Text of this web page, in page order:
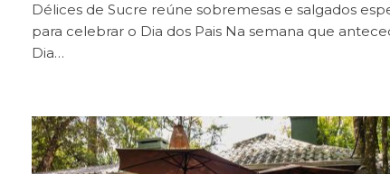
Délices de Sucre reúne sobremesas e salgados
para celebrar o Dia dos Pais Na semana que
Dia…